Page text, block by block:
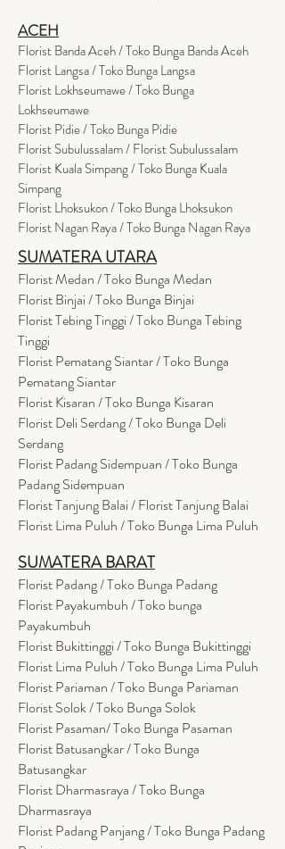
ACEH
Florist Banda Aceh / Toko Bunga Banda Aceh
Florist Langsa / Toko Bunga Langsa
Florist Lokhseumawe / Toko Bunga
Lokhseumawe
Florist Pidie / Toko Bunga Pidie
Florist Subulussalam / Florist Subulussalam
Florist Kuala Simpang / Toko Bunga Kuala
Simpang
Florist Lhoksukon / Toko Bunga Lhoksukon
Florist Nagan Raya / Toko Bunga Nagan Raya
SUMATERA UTARA
Florist Medan / Toko Bunga Medan
Florist Binjai / Toko Bunga Binjai
Florist Tebing Tinggi / Toko Bunga Tebing
Tinggi
Florist Pematang Siantar / Toko Bunga
Pematang Siantar
Florist Kisaran / Toko Bunga Kisaran
Florist Deli Serdang / Toko Bunga Deli
Serdang
Florist Padang Sidempuan / Toko Bunga
Padang Sidempuan
Florist Tanjung Balai / Florist Tanjung Balai
Florist Lima Puluh / Toko Bunga Lima Puluh
SUMATERA BARAT
Florist Padang / Toko Bunga Padang
Florist Payakumbuh / Toko bunga
Payakumbuh
Florist Bukittinggi / Toko Bunga Bukittinggi
Florist Lima Puluh / Toko Bunga Lima Puluh
Florist Pariaman / Toko Bunga Pariaman
Florist Solok / Toko Bunga Solok
Florist Pasaman/ Toko Bunga Pasaman
Florist Batusangkar / Toko Bunga
Batusangkar
Florist Dharmasraya / Toko Bunga
Dharmasraya
Florist Padang Panjang / Toko Bunga Padang